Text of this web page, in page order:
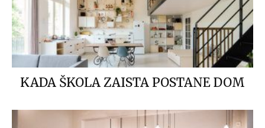
KADA ŠKOLA ZAISTA POSTANE DOM